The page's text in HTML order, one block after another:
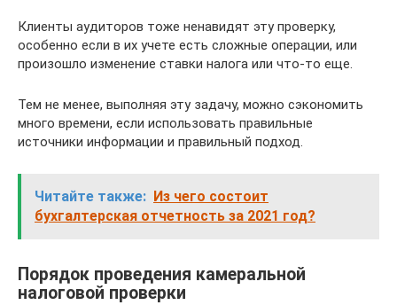
Клиенты аудиторов тоже ненавидят эту проверку,
особенно если в их учете есть сложные операции, или
произошло изменение ставки налога или что-то еще.
Тем не менее, выполняя эту задачу, можно сэкономить
много времени, если использовать правильные
источники информации и правильный подход.
Читайте также: Из чего состоит
бухгалтерская отчетность за 2021 год?
Порядок проведения камеральной
налоговой проверки